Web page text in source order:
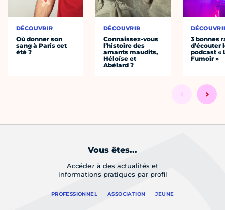
DÉCOUVRIR
Où donner son
sang à Paris cet
été ?
DÉCOUVRIR
Connaissez-vous
l’histoire des
amants maudits,
Héloïse et
Abélard ?
3 bonnes
d’écouter
podcast «
Fumoir »
Vous êtes...
Accédez à des actualités et
informations pratiques par profil
PROFESSIONNEL ASSOCIATION JEUNE